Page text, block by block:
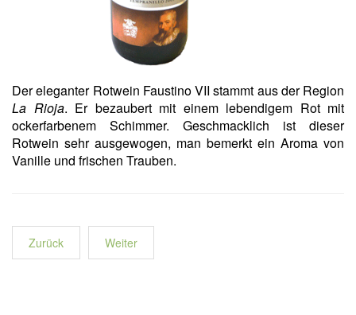
Der eleganter Rotwein Faustino VII stammt aus der Region
La Rioja. Er bezaubert mit einem lebendigem Rot mit
ockerfarbenem Schimmer. Geschmacklich ist dieser
Rotwein sehr ausgewogen, man bemerkt ein Aroma von
Vanille und frischen Trauben.
Zurück Weiter